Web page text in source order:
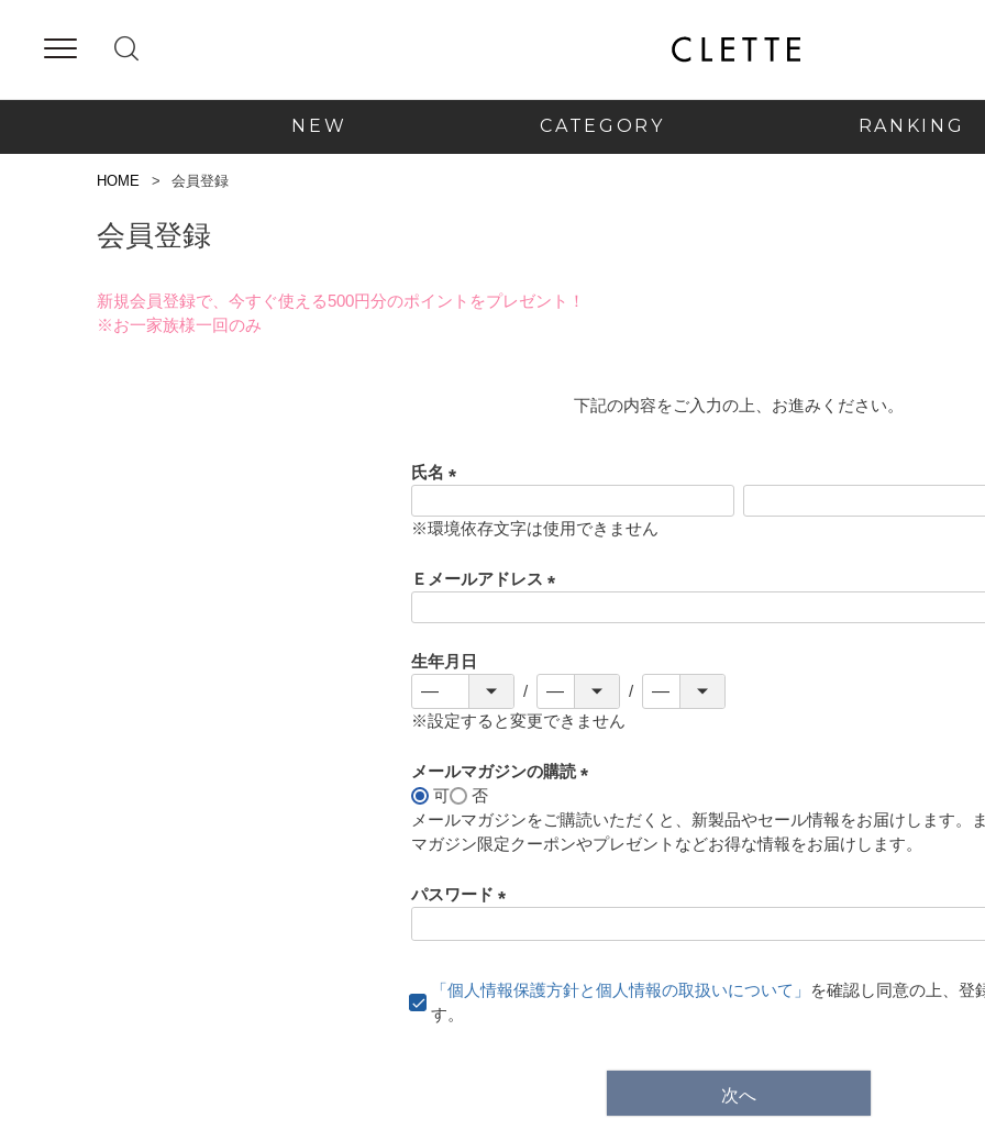
NEW CATEGORY RANKING
HOME 会員登録
会員登録
新規会員登録で、今すぐ使える500円分のポイントをプレゼント！
※お一家族様一回のみ
下記の内容をご入力の上、お進みください。
氏名
必
)
※環境依存文字は使用できません
Ｅメールアドレス
生年月日
※設定すると変更できません
メールマガジンの購読
必
須
可
否
メールマガジンをご購読いただくと、新製品やセール情報をお届けします。
マガジン限定クーポンやプレゼントなどお得な情報をお届けします。
パスワード
)
「個人情報保護方針と個人情報の取扱いについて」
を確認し同意の上、登
す。
次へ